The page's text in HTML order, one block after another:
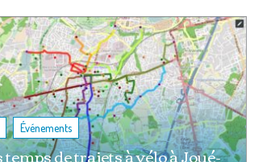
, Événements
de trajets à vélo à Joué-